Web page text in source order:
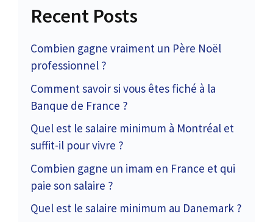
Recent Posts
Combien gagne vraiment un Père Noël
professionnel ?
Comment savoir si vous êtes fiché à la
Banque de France ?
Quel est le salaire minimum à Montréal et
suffit-il pour vivre ?
Combien gagne un imam en France et qui
paie son salaire ?
Quel est le salaire minimum au Danemark ?